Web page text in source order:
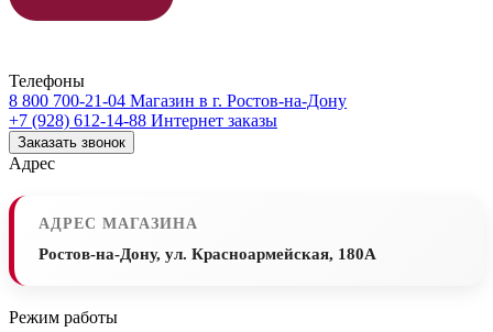
Телефоны
8 800 700-21-04 Магазин в г. Ростов-на-Дону
+7 (928) 612-14-88 Интернет заказы
Заказать звонок
Адрес
АДРЕС МАГАЗИНА
Ростов-на-Дону, ул. Красноармейская, 180А
Режим работы